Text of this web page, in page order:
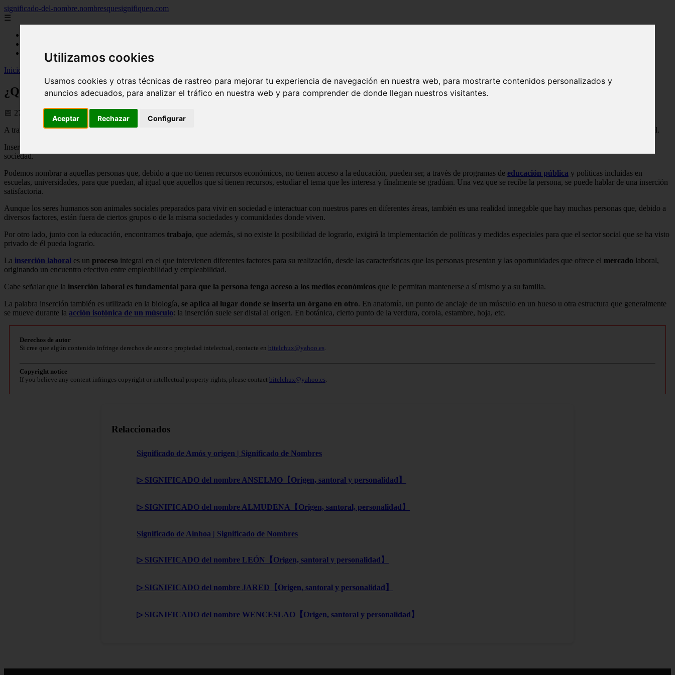
Utilizamos cookies
Usamos cookies y otras técnicas de rastreo para mejorar tu experiencia de navegación en nuestra web, para mostrarte contenidos personalizados y
anuncios adecuados, para analizar el tráfico en nuestra web y para comprender de donde llegan nuestros visitantes.
Aceptar Rechazar Configurar
significado-del-nombre.nombresquesignifiquen.com
☰
nombres masculinos
Inicio
¿Que es Inserción?
📅 27/07/2025
A través la palabra inserción, es posible dar cuenta de la
, o bien de incluir a un individuo dentro un grupo cuando este por cualquier razón aún no ha logrado ingresar en él.
Inserción tiene un uso muy frecuente a pedido de la esfera social, ya que es precisamente
sociedad.
Podemos nombrar a aquellas personas que, debido a que no tienen recursos económicos, no tienen acceso a la educación, pueden ser, a través de programas de educación pública y políticas incluidas en
escuelas, universidades, para que puedan, al igual que aquellos que sí tienen recursos, estudiar el tema que les interesa y finalmente se gradúan. Una vez que se recibe la persona, se puede hablar de una inserción
satisfactoria.
Aunque los seres humanos son animales sociales preparados para vivir en sociedad e interactuar con nuestros pares en diferentes áreas, también es una realidad innegable que hay muchas personas que, debido a
diversos factores, están fuera de ciertos grupos o de la misma sociedades y comunidades donde viven.
Por otro lado, junto con la educación, encontramos trabajo, que además, si no existe la posibilidad de lograrlo, exigirá la implementación de políticas y medidas especiales para que el sector social que se ha visto
privado de él pueda lograrlo.
La inserción laboral es un proceso integral en el que intervienen diferentes factores para su realización, desde las características que las personas presentan y las oportunidades que ofrece el mercado laboral,
originando un encuentro efectivo entre empleabilidad y empleabilidad.
Cabe señalar que la inserción laboral es fundamental para que la persona tenga acceso a los medios económicos que le permitan mantenerse a sí mismo y a su familia.
La palabra inserción también es utilizada en la biología, se aplica al lugar donde se inserta un órgano en otro. En anatomía, un punto de anclaje de un músculo en un hueso u otra estructura que generalmente
se mueve durante la acción isotónica de un músculo: la inserción suele ser distal al origen. En botánica, cierto punto de la verdura, corola, estambre, hoja, etc.
Derechos de autor
Si cree que algún contenido infringe derechos de autor o propiedad intelectual, contacte en bitelchux@yahoo.es
Copyright notice
If you believe any content infringes copyright or intellectual property rights, please contact bitelchux@yahoo.es
Relaccionados
Significado de Amós y origen | Significado de Nombres
▷ SIGNIFICADO del nombre ANSELMO【Origen, santoral y personalidad】
▷ SIGNIFICADO del nombre ALMUDENA【Origen, santoral, personalidad】
Significado de Ainhoa | Significado de Nombres
▷ SIGNIFICADO del nombre LEÓN【Origen, santoral y personalidad】
▷ SIGNIFICADO del nombre JARED【Origen, santoral y personalidad】
▷ SIGNIFICADO del nombre WENCESLAO【Origen, santoral y personalidad】